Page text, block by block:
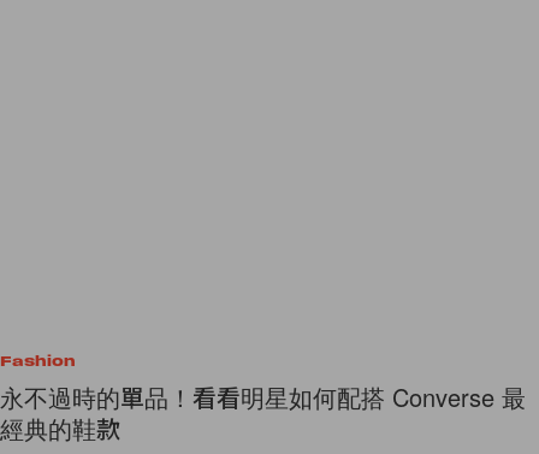
Fashion
永不過時的單品！看看明星如何配搭 Converse 最
經典的鞋款